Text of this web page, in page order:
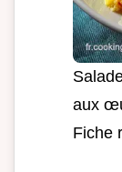
aux
Fiche